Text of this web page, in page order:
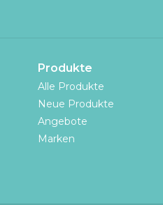
Produkte
Alle Produkte
Neue Produkte
Angebote
Marken